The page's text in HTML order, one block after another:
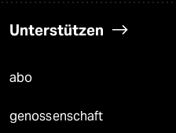
Unterstützen
abo
genossenschaft